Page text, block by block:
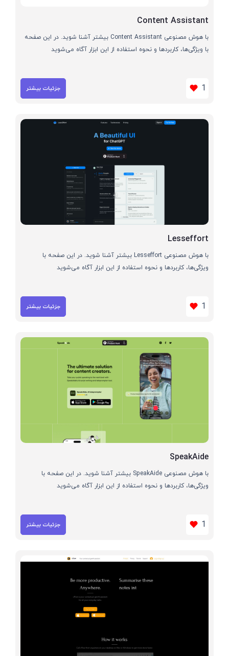
Content Assistant
با هوش مصنوعی Content Assistant بیشتر آشنا شوید. در این صفحه
با ویژگی‌ها، کاربردها و نحوه استفاده از این ابزار آگاه می‌شوید
1 جزئیات بیشتر
Lesseffort
با هوش مصنوعی Lesseffort بیشتر آشنا شوید. در این صفحه با
ویژگی‌ها، کاربردها و نحوه استفاده از این ابزار آگاه می‌شوید
1 جزئیات بیشتر
SpeakAide
با هوش مصنوعی SpeakAide بیشتر آشنا شوید. در این صفحه با
ویژگی‌ها، کاربردها و نحوه استفاده از این ابزار آگاه می‌شوید
1 جزئیات بیشتر